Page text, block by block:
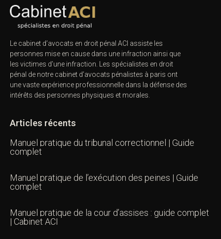
Le cabinet d’avocats en droit pénal ACI assiste les
personnes mise en cause dans une infraction ainsi que
les victimes d’une infraction. Les spécialistes en droit
pénal de notre cabinet d’avocats pénalistes à paris ont
une vaste expérience professionnelle dans la défense des
intérêts des personnes physiques et morales.
Articles récents
Manuel pratique du tribunal correctionnel | Guide
complet
Manuel pratique de l’exécution des peines | Guide
complet
Manuel pratique de la cour d’assises : guide complet
| Cabinet ACI